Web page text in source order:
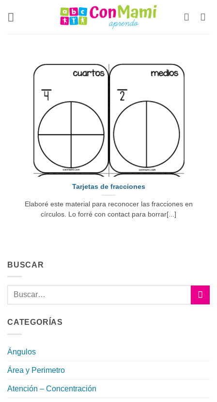
Tarjetas de fracciones
Elaboré este material para reconocer las fracciones en
círculos. Lo forré con contact para borrar[...]
BUSCAR
CATEGORÍAS
Ángulos
Área y Perimetro
Atención – Concentración